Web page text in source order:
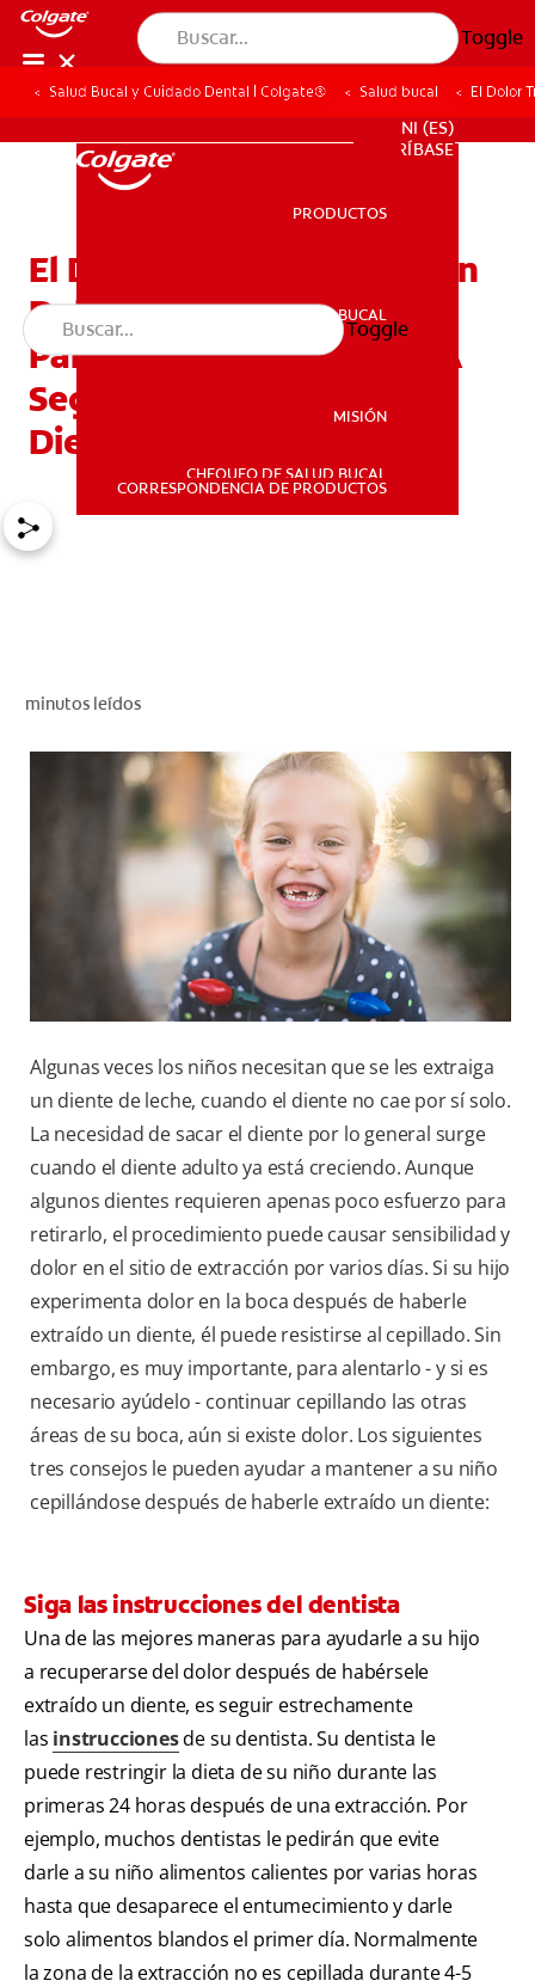
Toggle
SALUD BUCAL
NI (ES)
SUSCRÍBASE
NI (ES)
SUSCRÍBASE
PRODUCTOS
SALUD BUCAL
MISIÓN
CHEQUEO DE SALUD BUCAL
CORRESPONDENCIA DE PRODUCTOS
Toggle
Salud Bucal y Cuidado Dental | Colgate® Salud bucal El Dolor
El Dolor Tras La Extracción
Del Diente: Tres Consejos
Para Ayudar A Sus Hijos A
Seguir Cepillándose Los
Dientes
minutos leídos
Algunas veces los niños necesitan que se les extraiga
un diente de leche, cuando el diente no cae por sí solo.
La necesidad de sacar el diente por lo general surge
cuando el diente adulto ya está creciendo. Aunque
algunos dientes requieren apenas poco esfuerzo para
retirarlo, el procedimiento puede causar sensibilidad y
dolor en el sitio de extracción por varios días. Si su hijo
experimenta dolor en la boca después de haberle
extraído un diente, él puede resistirse al cepillado. Sin
embargo, es muy importante, para alentarlo - y si es
necesario ayúdelo - continuar cepillando las otras
áreas de su boca, aún si existe dolor. Los siguientes
tres consejos le pueden ayudar a mantener a su niño
cepillándose después de haberle extraído un diente:
Siga las instrucciones del dentista
Una de las mejores maneras para ayudarle a su hijo
a recuperarse del dolor después de habérsele
extraído un diente, es seguir estrechamente
las instruccionesde su dentista. Su dentista le
puede restringir la dieta de su niño durante las
primeras 24 horas después de una extracción. Por
ejemplo, muchos dentistas le pedirán que evite
darle a su niño alimentos calientes por varias horas
hasta que desaparece el entumecimiento y darle
solo alimentos blandos el primer día. Normalmente
la zona de la extracción no es cepillada durante 4-5